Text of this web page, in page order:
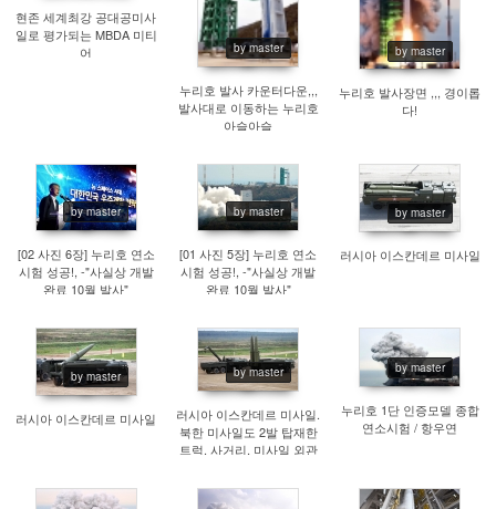
현존 세계최강 공대공미사
일로 평가되는 MBDA 미티
어
by master
누리호 발사 카운터다운,,,
발사대로 이동하는 누리호
아슬아슬
by master
누리호 발사장면 ,,, 경이롭
다!
by master
866
[02 사진 6장] 누리호 연소
시험 성공!, -"사실상 개발
완료 10월 발사"
by master
913
[01 사진 5장] 누리호 연소
시험 성공!, -"사실상 개발
완료 10월 발사"
by master
985
러시아 이스칸데르 미사일
by master
943
러시아 이스칸데르 미사일
by master
878
러시아 이스칸데르 미사일.
북한 미사일도 2발 탑재한
트럭, 사거리, 미사일 외관
by master
누리호 1단 인증모델 종합
연소시험 / 항우연